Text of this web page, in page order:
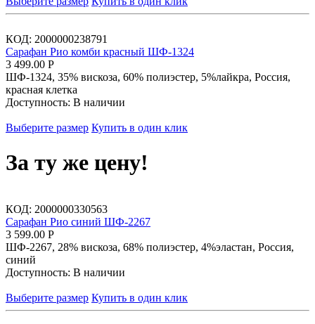
КОД: 2000000238791
Сарафан Рио комби красный ШФ-1324
3 499.00 Р
ШФ-1324, 35% вискоза, 60% полиэстер, 5%лайкра, Россия,
красная клетка
Доступность: В наличии
Выберите размер Купить в один клик
За ту же цену!
КОД: 2000000330563
Сарафан Рио синий ШФ-2267
3 599.00 Р
ШФ-2267, 28% вискоза, 68% полиэстер, 4%эластан, Россия,
синий
Доступность: В наличии
Выберите размер Купить в один клик